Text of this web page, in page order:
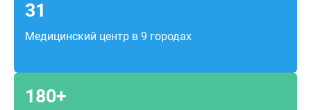
31
Медицинский центр в 9 городах
180+